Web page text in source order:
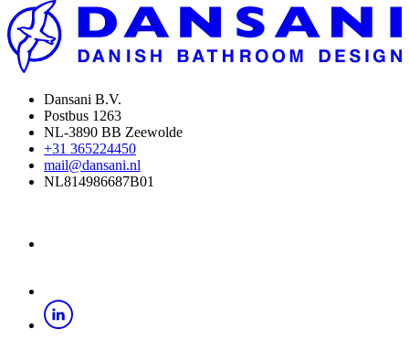
Dansani B.V.
Postbus 1263
NL-3890 BB Zeewolde
+31 365224450
mail@dansani.nl
NL814986687B01